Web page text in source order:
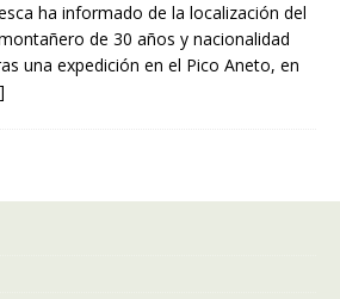
ha informado de la localización del
de 30 años y nacionalidad
una expedición en el Pico Aneto, en